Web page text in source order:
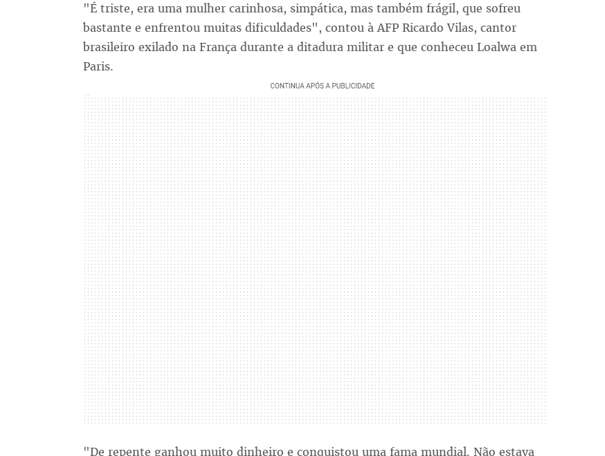
"É triste, era uma mulher carinhosa, simpática, mas também frágil, que sofreu
bastante e enfrentou muitas dificuldades", contou à AFP Ricardo Vilas, cantor
brasileiro exilado na França durante a ditadura militar e que conheceu Loalwa em
Paris.
"De repente ganhou muito dinheiro e conquistou uma fama mundial. Não estava